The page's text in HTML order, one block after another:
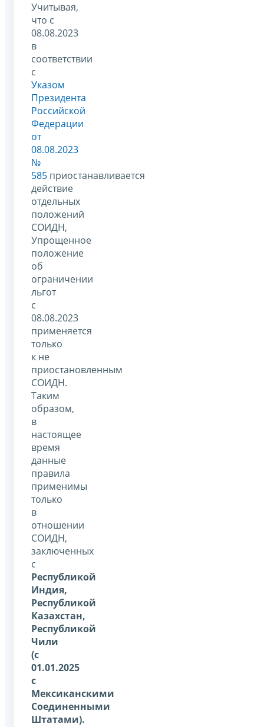
Учитывая,
что с
08.08.2023
в
соответствии
с
Указом
Президента
Российской
Федерации
от
08.08.2023
№
585 приостанавливается
действие
отдельных
положений
СОИДН,
Упрощенное
положение
об
ограничении
льгот
с
08.08.2023
применяется
только
к не
приостановленным
СОИДН.
Таким
образом,
в
настоящее
время
данные
правила
применимы
только
в
отношении
СОИДН,
заключенных
с
Республикой
Индия,
Республикой
Казахстан,
Республикой
Чили
(с
01.01.2025
с
Мексиканскими
Соединенными
Штатами).